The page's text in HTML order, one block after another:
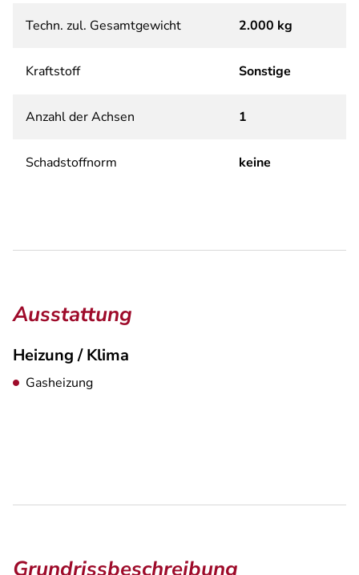
Techn. zul. Gesamtgewicht 2.000 kg
Kraftstoff Sonstige
Anzahl der Achsen 1
Schadstoffnorm keine
Ausstattung
Heizung / Klima
Gasheizung
Grundrissbeschreibung